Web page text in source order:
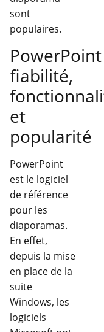
sont
populaires.
fiabilité,
et
popularité
PowerPoint
est le logiciel
de référence
pour les
diaporamas.
En effet,
depuis la mise
en place de la
suite
Windows, les
logiciels